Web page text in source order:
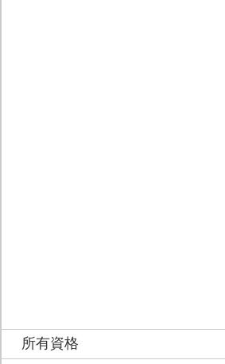
所有資格